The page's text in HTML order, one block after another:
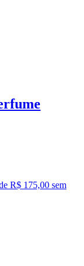
R$ 175,00 sem